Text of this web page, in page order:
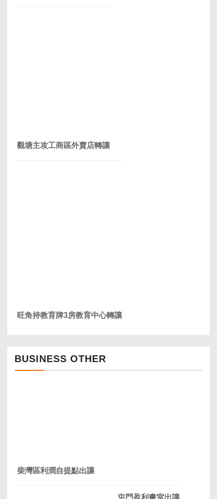
觀塘主攻工商區外賣店轉讓
旺角持教育牌3房教育中心轉讓
BUSINESS OTHER
柴灣區利潤自提點出讓